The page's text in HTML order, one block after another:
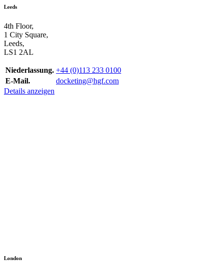
Leeds
4th Floor,
1 City Square,
Leeds,
LS1 2AL
Niederlassung. +44 (0)113 233 0100
E-Mail.
docketing@hgf.com
Details anzeigen
London